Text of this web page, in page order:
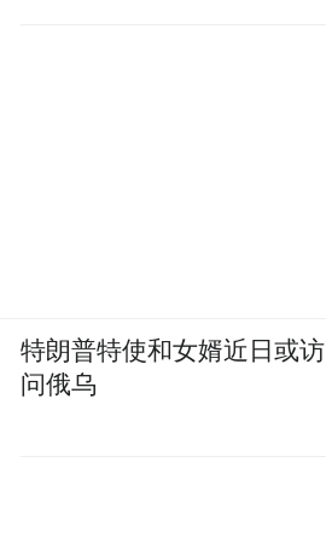
特朗普特使和女婿近日或访
问俄乌